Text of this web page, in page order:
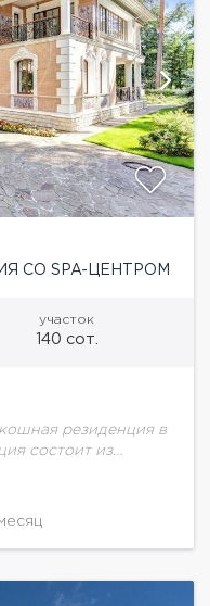
СО SPA-ЦЕНТРОМ
участок
140 сот.
резиденция в
состоит из
бассейном,